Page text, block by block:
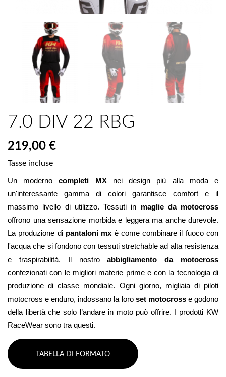
7.0 DIV 22 RBG
219,00 €
Tasse incluse
Un moderno completi MX nei design più alla moda e
un'interessante gamma di colori garantisce comfort e il
massimo livello di utilizzo. Tessuti in maglie da motocross
offrono una sensazione morbida e leggera ma anche durevole.
La produzione di pantaloni mx è come combinare il fuoco con
l'acqua che si fondono con tessuti stretchable ad alta resistenza
e traspirabilità. Il nostro abbigliamento da motocross
confezionati con le migliori materie prime e con la tecnologia di
produzione di classe mondiale. Ogni giorno, migliaia di piloti
motocross e enduro, indossano la loro set motocross e godono
della libertà che solo l’andare in moto può offrire. I prodotti KW
RaceWear sono tra questi.
TABELLA DI FORMATO